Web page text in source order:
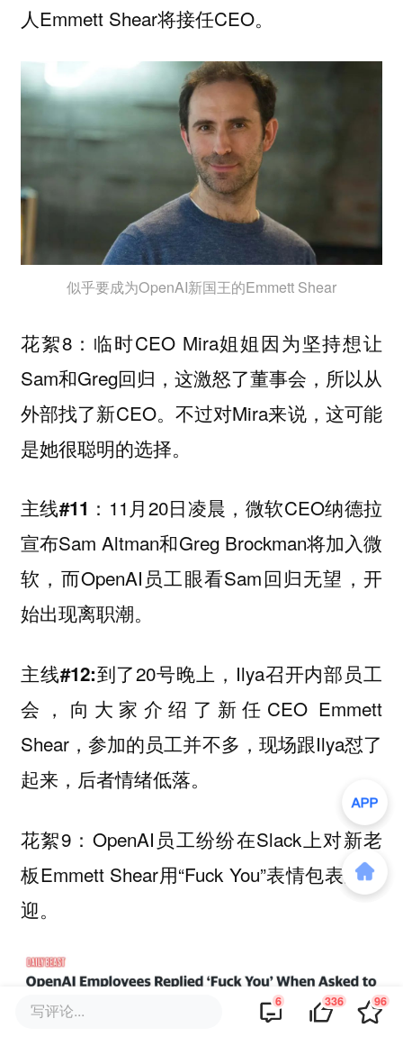
人Emmett Shear将接任CEO。
似乎要成为OpenAI新国王的Emmett Shear
花絮8：临时CEO Mira姐姐因为坚持想让
Sam和Greg回归，这激怒了董事会，所以从
外部找了新CEO。不过对Mira来说，这可能
是她很聪明的选择。
主线#11： 11月20日凌晨，微软CEO纳德拉
宣布Sam Altman和Greg Brockman将加入微
软，而OpenAI员工眼看Sam回归无望，开
始出现离职潮。
主线#12:到了20号晚上，Ilya召开内部员工
会，向大家介绍了新任CEO Emmett
Shear，参加的员工并不多，现场跟Ilya怼了
起来，后者情绪低落。
花絮9：OpenAI员工纷纷在Slack上对新老
板Emmett Shear用“Fuck You”表情包表达欢
迎。
写评论... 6 336 96